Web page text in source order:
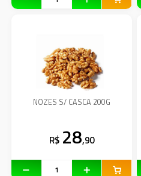
NOZES S/ CASCA 200G
R$ 28,90